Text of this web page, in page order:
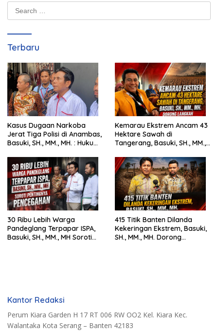
Search
for:
Terbaru
Kasus Dugaan Narkoba
Jerat Tiga Polisi di Anambas,
Basuki, SH., MM., MH. : Hukum
Kemarau Ekstrem Ancam 43
Hektare Sawah di
Tangerang, Basuki, SH., MM.,
Pemerintah
30 Ribu Lebih Warga
Pandeglang Terpapar ISPA,
Basuki, SH., MM., MH Soroti
415 Titik Banten Dilanda
Kekeringan Ekstrem, Basuki,
SH., MM., MH. Dorong
Kantor Redaksi
Perum Kiara Garden H 17 RT 006 RW OO2 Kel. Kiara Kec.
Walantaka Kota Serang – Banten 42183